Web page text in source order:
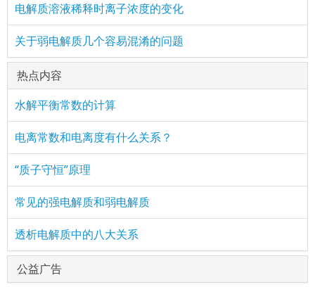
电解质溶液稀释时离子浓度的变化
关于弱电解质几个容易混淆的问题
热点内容
水解平衡常数的计算
电离常数和电离度有什么关系？
“质子守恒”原理
常见的强电解质和弱电解质
透析电解质中的八大关系
公益广告